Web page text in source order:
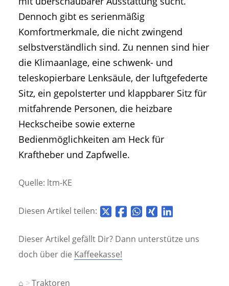
Dennoch gibt es serienmäßig
Komfortmerkmale, die nicht zwingend
selbstverständlich sind. Zu nennen sind hier
die Klimaanlage, eine schwenk- und
teleskopierbare Lenksäule, der luftgefederte
Sitz, ein gepolsterter und klappbarer Sitz für
mitfahrende Personen, die heizbare
Heckscheibe sowie externe
Bedienmöglichkeiten am Heck für
Kraftheber und Zapfwelle.
Quelle: ltm-KE
Diesen Artikel teilen:
Dieser Artikel gefällt Dir? Dann unterstütze uns
doch über die Kaffeekasse!
⌂ Traktoren